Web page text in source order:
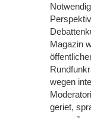
Magazin
wegen
geriet,